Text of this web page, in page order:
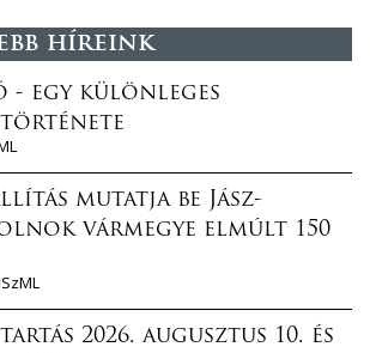
híreink
- egy különleges
története
mutatja be Jász-
vármegye elmúlt 150
2026. augusztus 10. és